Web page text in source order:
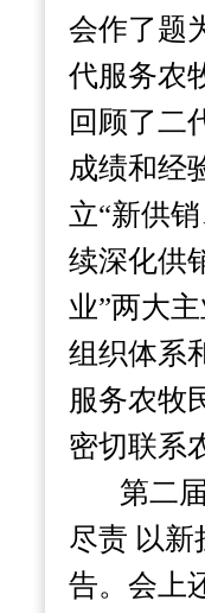
会作了题
代服务农
回顾了二
成绩和经
立“新供
续深化供
业”两大
组织体系
服务农牧
密切联系
第二
尽责 以新
告。会上